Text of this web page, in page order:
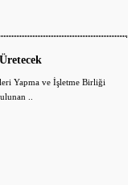
Yapma ve İşletme Birliği
..